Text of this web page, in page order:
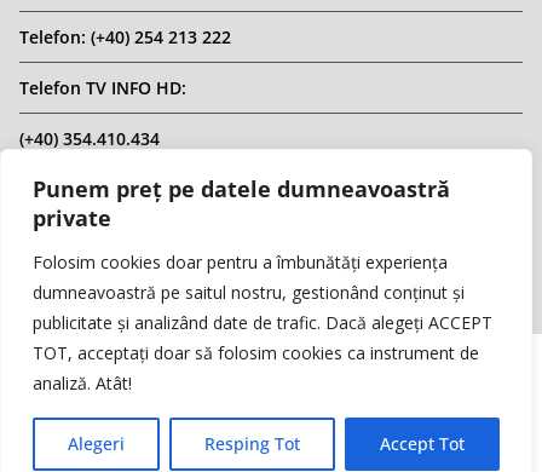
Punem preț pe datele dumneavoastră
private
Folosim cookies doar pentru a îmbunătăți experiența
dumneavoastră pe saitul nostru, gestionând conținut și
publicitate și analizând date de trafic. Dacă alegeți ACCEPT
TOT, acceptați doar să folosim cookies ca instrument de
analiză. Atât!
Alegeri Resping Tot Accept Tot
Telefon: (+40) 254 213 222
Telefon TV INFO HD:
(+40) 354.410.434
Email: infohd20@gmail.com
Website: www.replicahd.ro